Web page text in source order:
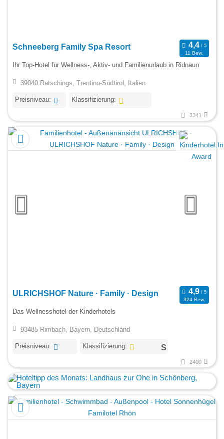
Schneeberg Family Spa Resort
11 Bew.
Ihr Top-Hotel für Wellness-, Aktiv- und Familienurlaub in Ridnaun
39040 Ratschings, Trentino-Südtirol, Italien
Preisniveau: Klassifizierung:
3341
ULRICHSHOF Nature · Family · Design
324 Bew.
Das Wellnesshotel der Kinderhotels
93485 Rimbach, Bayern, Deutschland
Preisniveau: Klassifizierung:
2400